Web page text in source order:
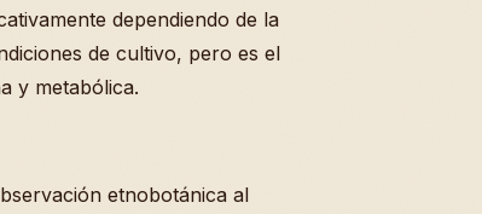
dependiendo de la
de cultivo, pero es el
y metabólica.
etnobotánica al